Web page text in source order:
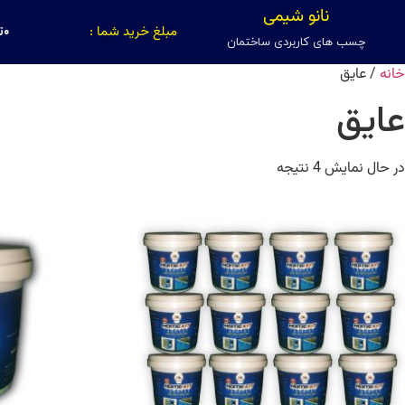
نانو شیمی
چسب های کاربردی ساختمان
مبلغ خرید شما : ۰
خانه / عایق
عایق
در حال نمایش 4 نتیجه